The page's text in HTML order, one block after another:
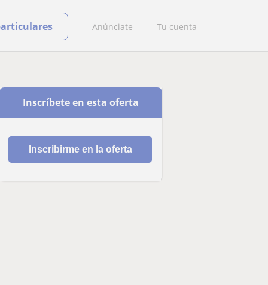
Anúnciate Tu cuenta
Inscríbete en esta oferta